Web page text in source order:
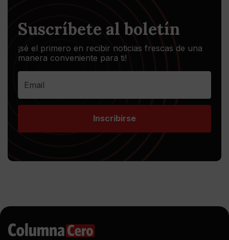
Suscríbete al boletín
¡sé el primero en recibir noticias frescas de una
manera conveniente para ti!
Inscribirse